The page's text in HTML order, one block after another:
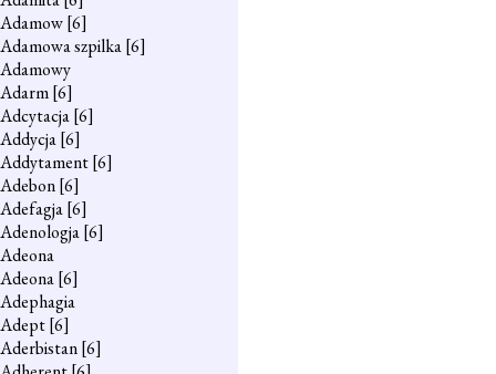
Adamow[6]
Adamowa szpilka[6]
Adamowy
Adarm[6]
Adcytacja[6]
Addycja[6]
Addytament[6]
Adebon[6]
Adefagja[6]
Adenologja[6]
Adeona
Adeona[6]
Adephagia
Adept[6]
Aderbistan[6]